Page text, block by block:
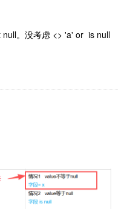
null。没考虑 <> 'a' or is null